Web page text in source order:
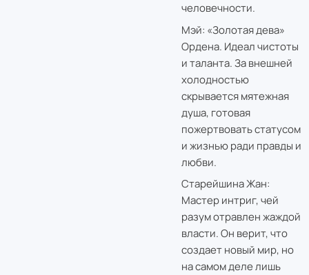
человечности.
Мэй: «Золотая дева»
Ордена. Идеал чистоты
и таланта. За внешней
холодностью
скрывается мятежная
душа, готовая
пожертвовать статусом
и жизнью ради правды и
любви.
Старейшина Жан:
Мастер интриг, чей
разум отравлен жаждой
власти. Он верит, что
создает новый мир, но
на самом деле лишь